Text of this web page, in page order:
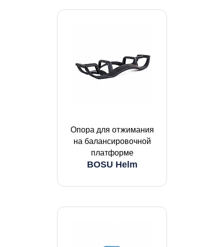
Опора для отжимания
на балансировочной
платформе
BOSU Helm